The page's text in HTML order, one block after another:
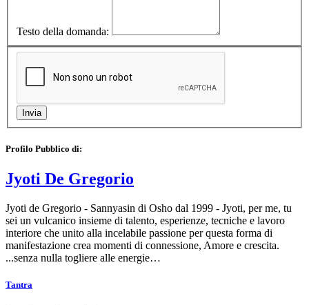
Testo della domanda:
Profilo Pubblico di:
Jyoti De Gregorio
Jyoti de Gregorio - Sannyasin di Osho dal 1999 - Jyoti, per me, tu
sei un vulcanico insieme di talento, esperienze, tecniche e lavoro
interiore che unito alla incelabile passione per questa forma di
manifestazione crea momenti di connessione, Amore e crescita.
...senza nulla togliere alle energie…
Tantra